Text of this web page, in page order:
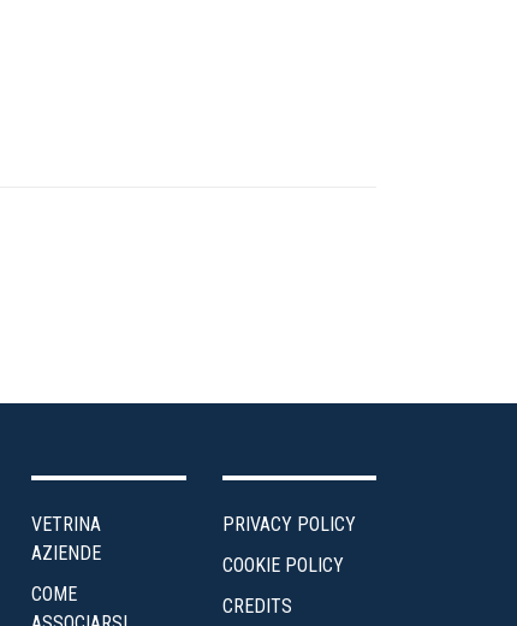
VETRINA
AZIENDE
COME
PRIVACY POLICY
COOKIE POLICY
CREDITS